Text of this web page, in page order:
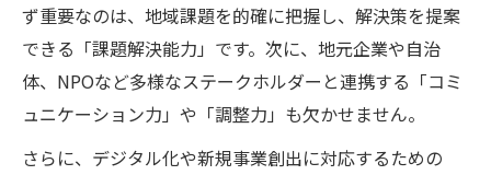
ず重要なのは、地域課題を的確に把握し、解決策を提案
できる「課題解決能力」です。次に、地元企業や自治
体、NPOなど多様なステークホルダーと連携する「コミ
ュニケーション力」や「調整力」も欠かせません。
さらに、デジタル化や新規事業創出に対応するための